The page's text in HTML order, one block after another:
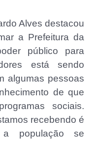
Alves destacou
a Prefeitura da
público para
está sendo
algumas pessoas
de que
sociais.
recebendo é
população se